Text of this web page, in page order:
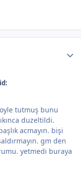
tutmuş bunu
duzeltildi.
acmayın. bişi
gm den
yetmedi buraya